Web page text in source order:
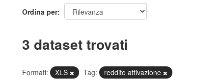
Ordina per
3 dataset trovati
Formati: XLS Tag:
reddito attivazione